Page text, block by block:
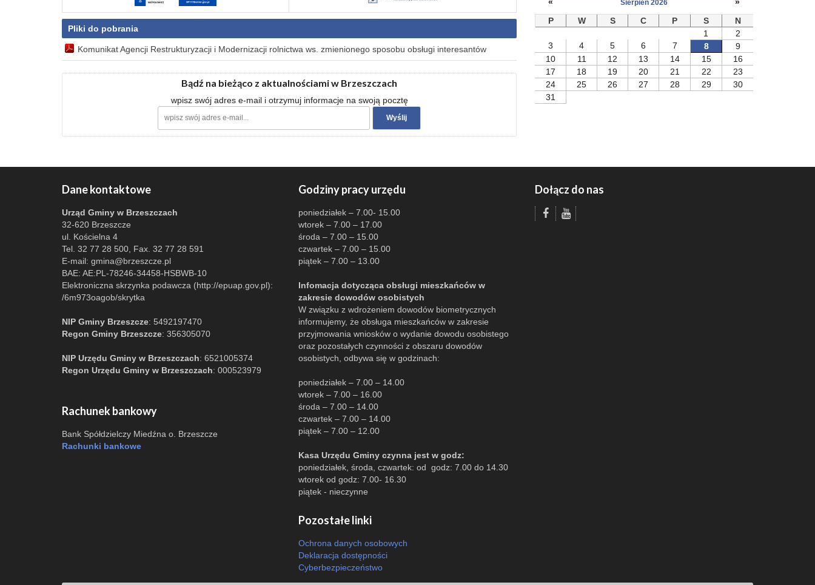
Pliki do pobrania
Komunikat Agencji Restrukturyzacji i Modernizacji rolnictwa ws. zmienionego sposobu obsługi interesantów
Bądź na bieżąco z aktualnościami w Brzeszczach
wpisz swój adres e-mail i otrzymuj informacje na swoją pocztę
Sierpień 2026
P
W S C P S
N
1
2
3
4 5 6 7 8
9
10
11 12 13 14 15
16
17
18 19 20 21 22
23
24
25 26 27 28 29
30
31
Dane kontaktowe
Urząd Gminy w Brzeszczach
32-620 Brzeszcze
ul. Kościelna 4
Tel. 32 77 28 500, Fax. 32 77 28 591
E-mail: gmina@brzeszcze.pl
BAE: AE:PL-78246-34458-HSBWB-10
Elektroniczna skrzynka podawcza (http://epuap.gov.pl):
/6m973oagob/skrytka
NIP Gminy Brzeszcze: 5492197470
Regon Gminy Brzeszcze: 356305070
NIP Urzędu Gminy w Brzeszczach: 6521005374
Regon Urzędu Gminy w Brzeszczach: 000523979
Rachunek bankowy
Bank Spółdzielczy Miedźna o. Brzeszcze
Rachunki bankowe
Godziny pracy urzędu
poniedziałek – 7.00- 15.00
wtorek – 7.00 – 17.00
środa – 7.00 – 15.00
czwartek – 7.00 – 15.00
piątek – 7.00 – 13.00
Infomacja dotycząca obsługi mieszkańców w
zakresie dowodów osobistych
W związku z wdrożeniem dowodów biometrycznych
informujemy, że obsługa mieszkańców w zakresie
przyjmowania wniosków o wydanie dowodu osobistego
oraz pozostałych czynności z obszaru dowodów
osobistych, odbywa się w godzinach:
poniedziałek – 7.00 – 14.00
wtorek – 7.00 – 16.00
środa – 7.00 – 14.00
czwartek – 7.00 – 14.00
piątek – 7.00 – 12.00
Kasa Urzędu Gminy czynna jest w godz:
poniedziałek, środa, czwartek: od godz: 7.00 do 14.30
wtorek od godz: 7.00- 16.30
piątek - nieczynne
Pozostałe linki
Ochrona danych osobowych
Deklaracja dostępności
Cyberbezpieczeństwo
Dołącz do nas